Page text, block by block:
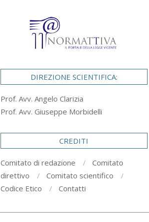
DIREZIONE SCIENTIFICA:
Prof. Avv. Angelo Clarizia
Prof. Avv. Giuseppe Morbidelli
CREDITI
Comitato di redazione
Comitato
direttivo
Comitato scientifico
Codice Etico
Contatti